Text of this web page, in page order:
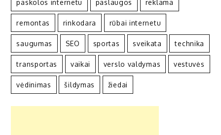
paskolos internetu paslaugos reklama
remontas rinkodara rūbai internetu
saugumas SEO sportas sveikata technika
transportas vaikai verslo valdymas vestuvės
vėdinimas šildymas žiedai